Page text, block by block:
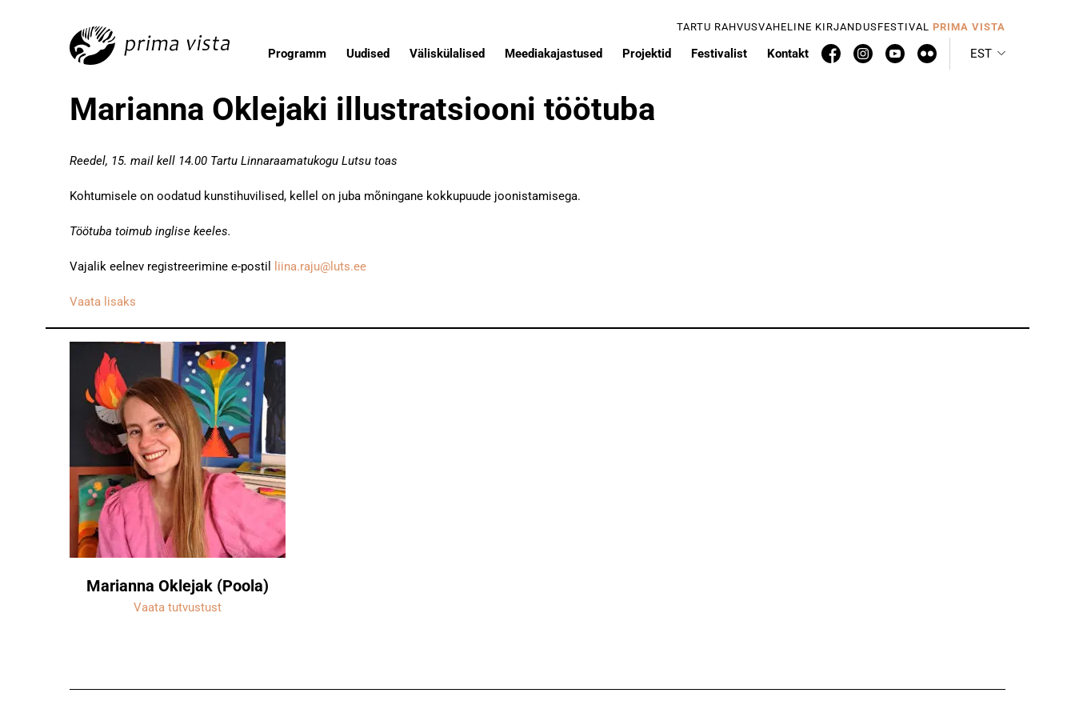
TARTU RAHVUSVAHELINE KIRJANDUSFESTIVAL PRIMA VISTA
Programm Uudised Väliskülalised Meediakajastused Projektid Festivalist Kontakt EST
Marianna Oklejaki illustratsiooni töötuba
Reedel, 15. mail kell 14.00 Tartu Linnaraamatukogu Lutsu toas
Kohtumisele on oodatud kunstihuvilised, kellel on juba mõningane kokkupuude joonistamisega.
Töötuba toimub inglise keeles.
Vajalik eelnev registreerimine e-postil liina.raju@luts.ee
Vaata lisaks
Marianna Oklejak (Poola)
Vaata tutvustust